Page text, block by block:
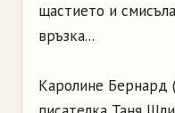
щастието и
връзка...
Каролине Бернард